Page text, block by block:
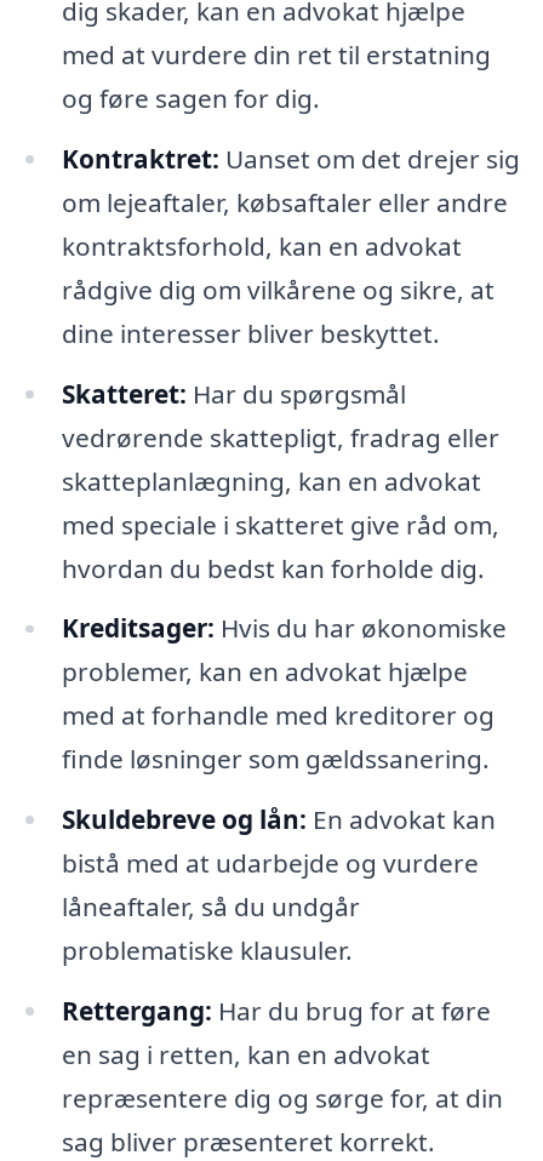
dig skader, kan en advokat hjælpe
med at vurdere din ret til erstatning
og føre sagen for dig.
Kontraktret: Uanset om det drejer sig
om lejeaftaler, købsaftaler eller andre
kontraktsforhold, kan en advokat
rådgive dig om vilkårene og sikre, at
dine interesser bliver beskyttet.
Skatteret: Har du spørgsmål
vedrørende skattepligt, fradrag eller
skatteplanlægning, kan en advokat
med speciale i skatteret give råd om,
hvordan du bedst kan forholde dig.
Kreditsager: Hvis du har økonomiske
problemer, kan en advokat hjælpe
med at forhandle med kreditorer og
finde løsninger som gældssanering.
Skuldebreve og lån: En advokat kan
bistå med at udarbejde og vurdere
låneaftaler, så du undgår
problematiske klausuler.
Rettergang: Har du brug for at føre
en sag i retten, kan en advokat
repræsentere dig og sørge for, at din
sag bliver præsenteret korrekt.